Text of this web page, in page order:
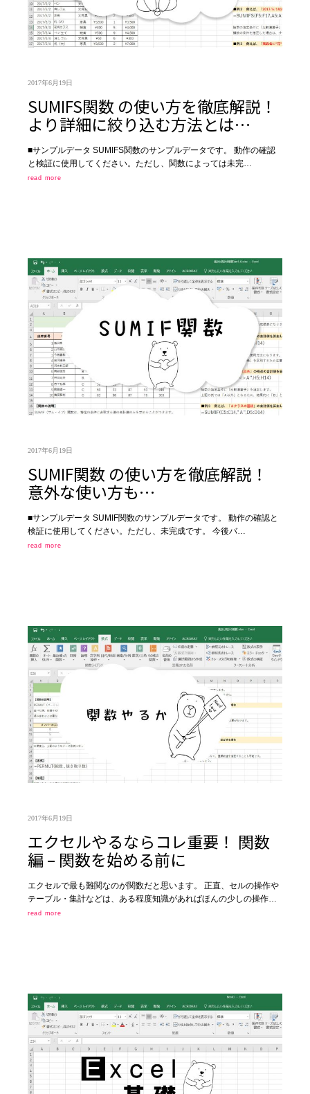
2017年6月19日
SUMIFS関数 の使い方を徹底解説！
より詳細に絞り込む方法とは…
■サンプルデータ SUMIFS関数のサンプルデータです。 動作の確認
と検証に使用してください。ただし、関数によっては未完…
read more
2017年6月19日
SUMIF関数 の使い方を徹底解説！
意外な使い方も…
■サンプルデータ SUMIF関数のサンプルデータです。 動作の確認と
検証に使用してください。ただし、未完成です。 今後バ…
read more
2017年6月19日
エクセルやるならコレ重要！ 関数
編 – 関数を始める前に
エクセルで最も難関なのが関数だと思います。 正直、セルの操作や
テーブル・集計などは、ある程度知識があればほんの少しの操作…
read more